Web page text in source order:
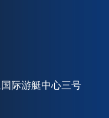
际游艇中心三号